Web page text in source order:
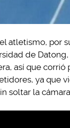
atletismo, por
de
así que corrió
ya que
soltar la